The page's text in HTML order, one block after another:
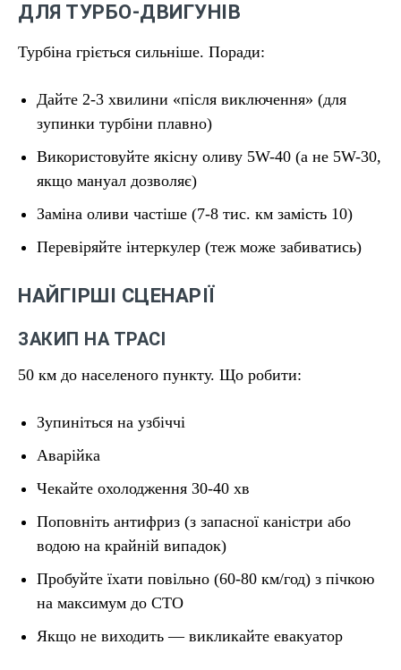
ДЛЯ ТУРБО-ДВИГУНІВ
Турбіна гріється сильніше. Поради:
Дайте 2-3 хвилини «після виключення» (для
зупинки турбіни плавно)
Використовуйте якісну оливу 5W-40 (а не 5W-30,
якщо мануал дозволяє)
Заміна оливи частіше (7-8 тис. км замість 10)
Перевіряйте інтеркулер (теж може забиватись)
НАЙГІРШІ СЦЕНАРІЇ
ЗАКИП НА ТРАСІ
50 км до населеного пункту. Що робити:
Зупиніться на узбіччі
Аварійка
Чекайте охолодження 30-40 хв
Поповніть антифриз (з запасної каністри або
водою на крайній випадок)
Пробуйте їхати повільно (60-80 км/год) з пічкою
на максимум до СТО
Якщо не виходить — викликайте евакуатор